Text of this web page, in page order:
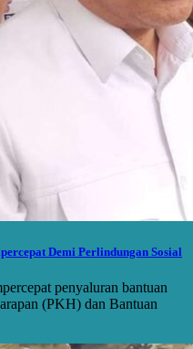
Demi Perlindungan Sosial
penyaluran bantuan
(PKH) dan Bantuan